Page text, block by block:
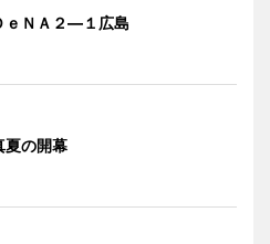
ｅＮＡ２―１広島
夏の開幕